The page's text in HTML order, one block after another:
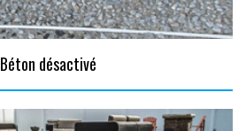
Béton désactivé